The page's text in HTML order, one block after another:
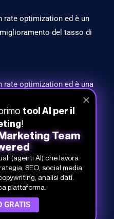
rate optimization ed è un
del tasso di
rate optimization ed è una
tool AI per il
!
Team
(agenti AI) che lavora
SEO, social media
analisi dati.
piattaforma.
GRATIS